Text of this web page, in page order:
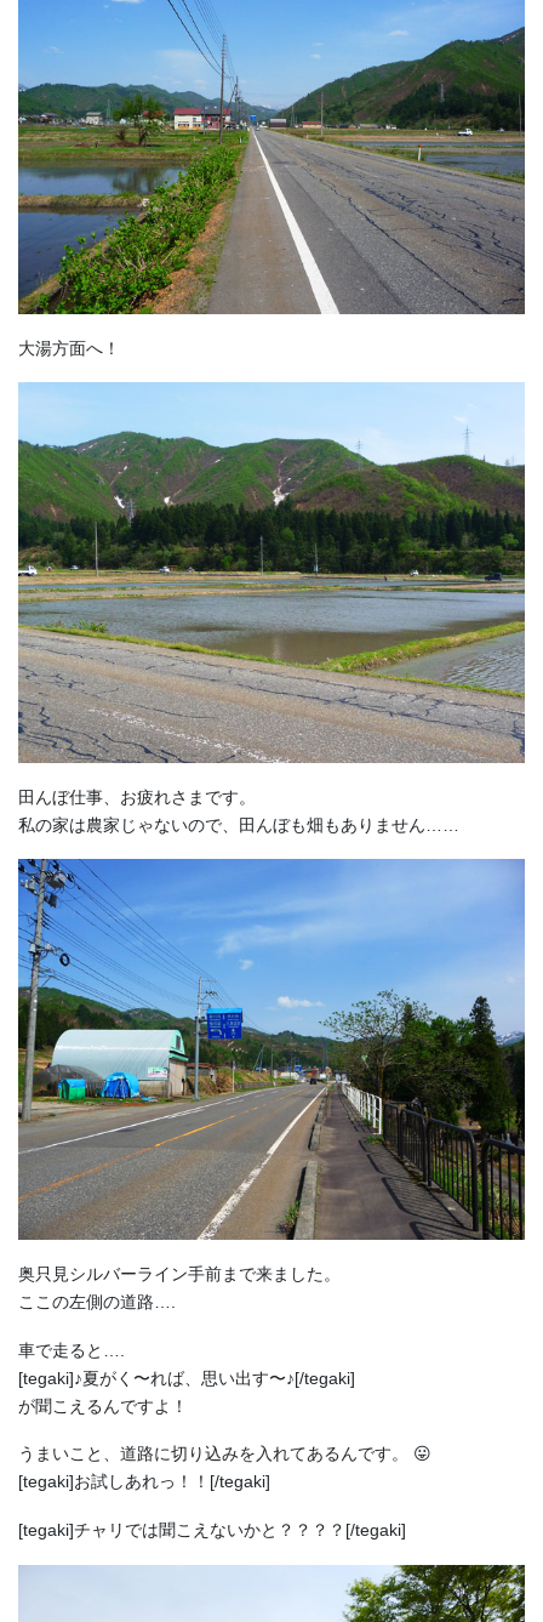
大湯方面へ！
田んぼ仕事、お疲れさまです。
私の家は農家じゃないので、田んぼも畑もありません……
奥只見シルバーライン手前まで来ました。
ここの左側の道路….
車で走ると….
[tegaki]♪夏がく〜れば、思い出す〜♪[/tegaki]
が聞こえるんですよ！
うまいこと、道路に切り込みを入れてあるんです。 😛
[tegaki]お試しあれっ！！[/tegaki]
[tegaki]チャリでは聞こえないかと？？？？[/tegaki]